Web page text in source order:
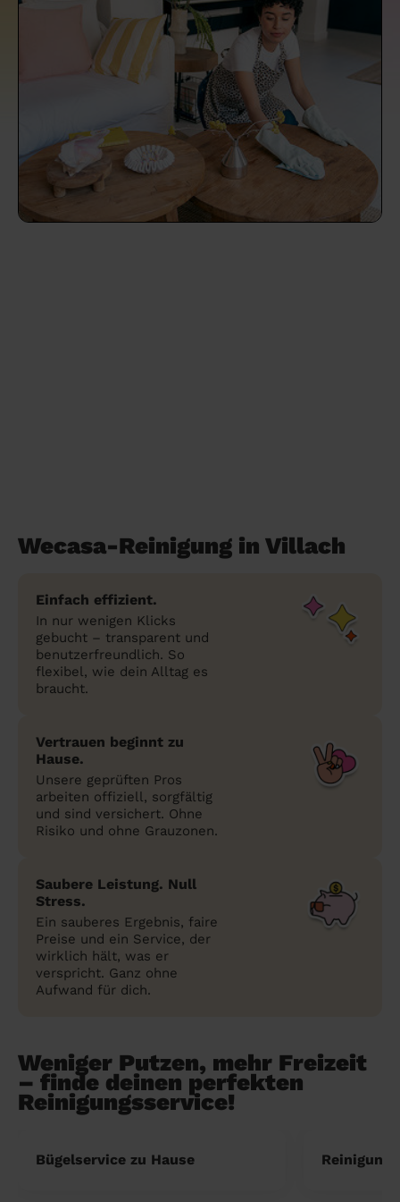
Wecasa-Reinigung in Villach
Einfach effizient.
In nur wenigen Klicks
gebucht – transparent und
benutzerfreundlich. So
flexibel, wie dein Alltag es
braucht.
Vertrauen beginnt zu
Hause.
Unsere geprüften Pros
arbeiten offiziell, sorgfältig
und sind versichert. Ohne
Risiko und ohne Grauzonen.
Saubere Leistung. Null
Stress.
Ein sauberes Ergebnis, faire
Preise und ein Service, der
wirklich hält, was er
verspricht. Ganz ohne
Aufwand für dich.
Weniger Putzen, mehr Freizeit
– finde deinen perfekten
Reinigungsservice!
Bügelservice zu Hause Reinigung
Überall in Österreich
Unsere Artikel haushaltshilfe
Endreinigung Ferienwohnung: Was du
wissen solltest
Kosten Haushaltshilfe 2026 in Österreich:
Putzhilfe finden: Die besten Alternativen
zu Helpling & Co.
Was macht eine Haushaltshilfe? Alles
über die Aufgaben einer Haushaltshilfe